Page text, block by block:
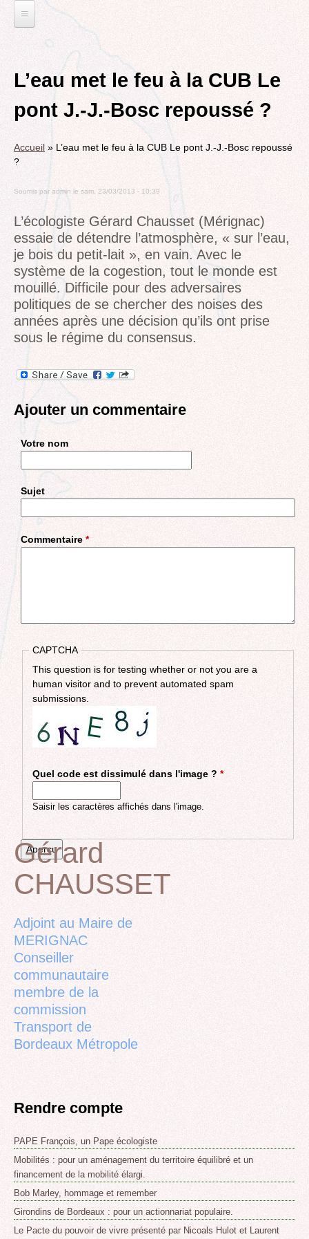
L'EAU ET LES DECHETS
ECONOMIE D’EAU, SAGE, SÉCHERESSE
LA GESTION DES DECHETS
CONTRAT DE L'EAU, POLLUTIONS DIVERSES
ELECTIONS
MUNICIPALES 2014
DÉPARTEMENTALES 2015
RUBRIQUE EN CHANTIER ET A COMPLETER
TRANSITION ECOLOGIQUE
RUBRIQUE EN CHANTIER
LA LUTTE CONTRE L’AFFICHAGE
PUBLICITAIRE
BIODIVERSITE, ENVIRONNEMENT, URBANISME
VOIRIE DOMAINE PUBLIC À MÉRIGNAC
LE TRAMWAY REJOINT L'AÉROPORT DE
BORDEAUX MÉRIGNAC : INAUGURATION,
REVUE DE PRESSE
POLITIQUE CYCLABLE, MARCHE
GRAND CONTOURNEMENT DE BORDEAUX
TRAMWAY, RER METROPOLITAIN, TRANSPORT
COLLECTIF
ROCADE VDO
TRIBUNE LIBRE
POINT DE VUE
L’ACTION POLITIQUE À MÉRIGNAC
BORDEAUX METROPOLE
EMPLOI, SOLIDARITES
ELECTIONS, RUBRIQUES DIVERSES, PETITES
PHRASES..
to
top
L’eau met le feu à la CUB Le
pont J.-J.-Bosc repoussé ?
Accueil » L’eau met le feu à la CUB Le pont J.-J.-Bosc repoussé
?
Soumis par admin le sam, 23/03/2013 - 10:39
L’écologiste Gérard Chausset (Mérignac)
essaie de détendre l’atmosphère, « sur l’eau,
je bois du petit-lait », en vain. Avec le
système de la cogestion, tout le monde est
mouillé. Difficile pour des adversaires
politiques de se chercher des noises des
années après une décision qu’ils ont prise
sous le régime du consensus.
Ajouter un commentaire
Votre nom
Sujet
Commentaire *
CAPTCHA
This question is for testing whether or not you are a
human visitor and to prevent automated spam
submissions.
Quel code est dissimulé dans l'image ? *
Saisir les caractères affichés dans l'image.
Back
to
Gérard
CHAUSSET
Adjoint au Maire de
MERIGNAC
Conseiller
communautaire
membre de la
commission
Transport de
Bordeaux Métropole
Rendre compte
PAPE François, un Pape écologiste
Mobilités : pour un aménagement du territoire équilibré et un
financement de la mobilité élargi.
Bob Marley, hommage et remember
Girondins de Bordeaux : pour un actionnariat populaire.
Le Pacte du pouvoir de vivre présenté par Nicoals Hulot et Laurent